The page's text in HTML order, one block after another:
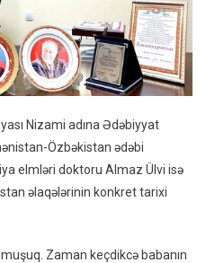
Nizami adına Ədəbiyyat
Özbəkistan ədəbi
elmləri doktoru Almaz Ülvi isə
əlaqələrinin konkret tarixi
Zaman keçdikcə babanın